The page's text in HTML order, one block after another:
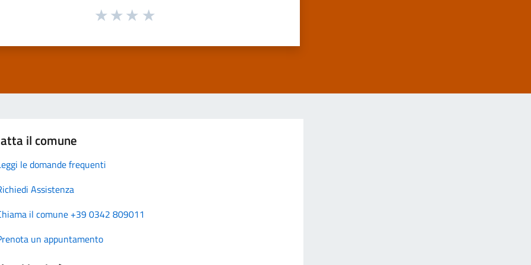
il comune
le domande frequenti
Assistenza
il comune +39 0342 809011
un appuntamento